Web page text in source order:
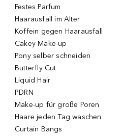
Festes Parfum
Haarausfall im Alter
Koffein gegen Haarausfall
Cakey Make-up
Pony selber schneiden
Butterfly Cut
Liquid Hair
PDRN
Make-up für große Poren
Haare jeden Tag waschen
Curtain Bangs